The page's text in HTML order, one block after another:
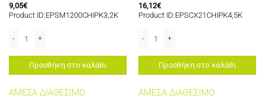
9,05€
Product ID:EPSM1200CHIPK3,2K
Προσθήκη στο καλάθι
ΑΜΕΣΑ ΔΙΑΘΕΣΙΜΟ
16,12€
Product ID:EPSCX21CHIPK4,5K
Προσθήκη στο καλάθι
ΑΜΕΣΑ ΔΙΑΘΕΣΙΜΟ